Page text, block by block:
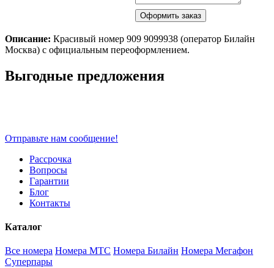
Описание: Красивый номер 909 9099938 (оператор Билайн
Москва) с официальным переоформлением.
Scroll
Up
Выгодные предложения
Отправьте нам сообщение!
Рассрочка
Вопросы
Гарантии
Блог
Контакты
Каталог
Все номера Номера МТС Номера Билайн Номера Мегафон
Суперпары